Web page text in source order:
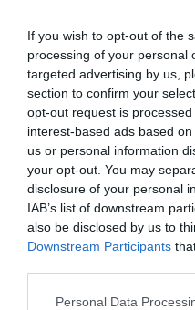
If you wish to opt-out of the
processing of your personal
targeted advertising by us,
section to confirm your
opt-out request is
interest-based ads based
us or personal information
your opt-out. You may
disclosure of your personal
IAB’s list of downstream
also be disclosed by us to
Downstream Participants
Please note that this
Personal Data
ΑΑΔΕ: Άνοιξε
myAGRO για
Ενίσχυσης
για τους